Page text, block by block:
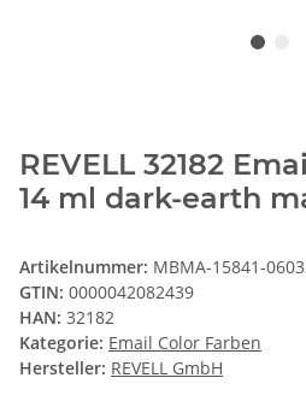
REVELL 32182
14 ml dark-earth
Artikelnummer: MBMA-15841-
GTIN: 0000042082439
HAN: 32182
Kategorie: Email Color Farben
Hersteller: REVELL GmbH